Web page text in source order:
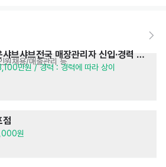
브샤브전국 매장관리자 신입·경력
원채용/매출관리 등
만원 / 경력 : 경력에 따라 상이
점
원